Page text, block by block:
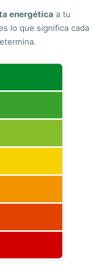
energética a tu
lo que significa cada